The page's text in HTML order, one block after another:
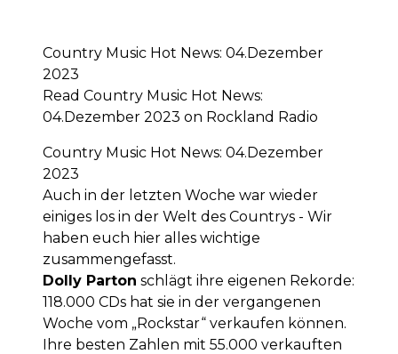
Country Music Hot News: 04.Dezember
2023
Read Country Music Hot News:
04.Dezember 2023 on Rockland Radio
Country Music Hot News: 04.Dezember
2023
Auch in der letzten Woche war wieder
einiges los in der Welt des Countrys - Wir
haben euch hier alles wichtige
zusammengefasst.
Dolly Parton schlägt ihre eigenen Rekorde:
118.000 CDs hat sie in der vergangenen
Woche vom „Rockstar“ verkaufen können.
Ihre besten Zahlen mit 55.000 verkauften